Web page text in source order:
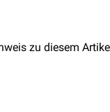
zu diesem